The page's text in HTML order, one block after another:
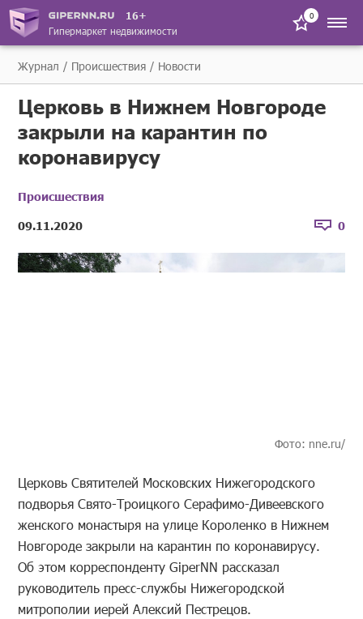
16+
Гипермаркет недвижимости
0
Журнал Происшествия Новости
Церковь в Нижнем Новгороде
закрыли на карантин по
коронавирусу
Происшествия
09.11.2020
0
Фото: nne.ru/
Церковь Святителей Московских Нижегородского
подворья Свято-Троицкого Серафимо-Дивеевского
женского монастыря на улице Короленко в Нижнем
Новгороде закрыли на карантин по коронавирусу.
Об этом корреспонденту GiperNN рассказал
руководитель пресс-службы Нижегородской
митрополии иерей Алексий Пестрецов.